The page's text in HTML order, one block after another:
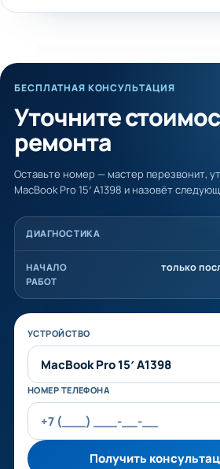
БЕСПЛАТНАЯ КОНСУЛЬТАЦИЯ
Уточните
ремонта
Оставьте номер — мастер перезвонит,
MacBook Pro 15′ A1398 и назовёт
ДИАГНОСТИКА
НАЧАЛО
РАБОТ
только
Не заполняйте это поле
УСТРОЙСТВО
НОМЕР ТЕЛЕФОНА
Получить